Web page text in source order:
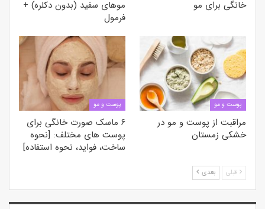
خانگی برای مو
موهای سفید (بدون دکلره) +
فرمول
پوست و مو
مراقبت از پوست و مو در
خشکی زمستان
پوست و مو
۶ ماسک صورت خانگی برای
پوست های مختلف: [نحوه
ساخت، فواید، نحوه استفاده]
قبلی بعدی